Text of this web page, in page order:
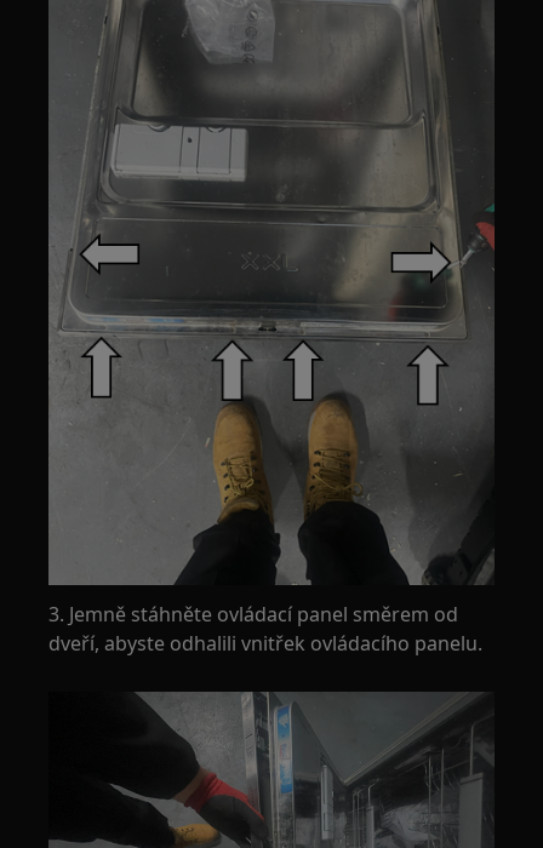
3. Jemně stáhněte ovládací panel směrem od
dveří, abyste odhalili vnitřek ovládacího panelu.